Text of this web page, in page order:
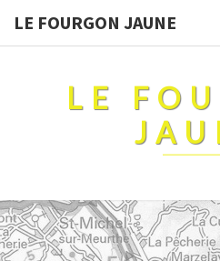
LE FOURGON JAUNE
LE